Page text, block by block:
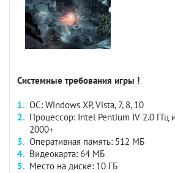
Системные требования игры !
ОС: Windows XP, Vista, 7, 8, 10
Процессор: Intel Pentium IV 2.0 ГГц
2000+
Оперативная память: 512 МБ
Видеокарта: 64 МБ
Место на диске: 10 ГБ